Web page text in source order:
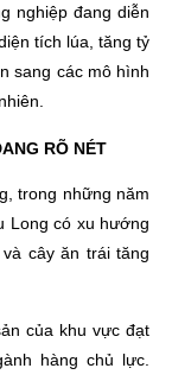
nghiệp đang diễn
tích lúa, tăng tỷ
sang các mô hình
RÕ NÉT
trong những năm
Long có xu hướng
cây ăn trái tăng
của khu vực đạt
hàng chủ lực.